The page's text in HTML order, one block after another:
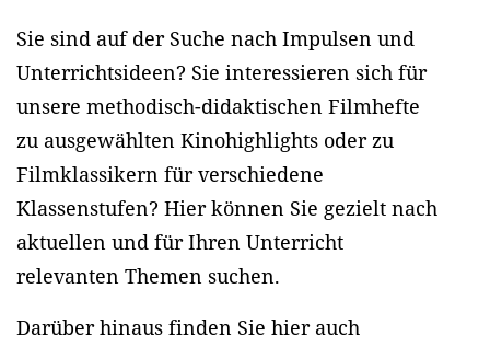
Sie sind auf der Suche nach Impulsen und
Unterrichtsideen? Sie interessieren sich für
unsere methodisch-didaktischen Filmhefte
zu ausgewählten Kinohighlights oder zu
Filmklassikern für verschiedene
Klassenstufen? Hier können Sie gezielt nach
aktuellen und für Ihren Unterricht
relevanten Themen suchen.
Darüber hinaus finden Sie hier auch